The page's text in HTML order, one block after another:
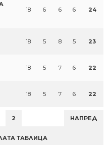
18 6 6 6 24
18 5 8 5 23
18 5 7 6 22
18 5 7 6 22
2 НАПРЕД
ТАБЛИЦА